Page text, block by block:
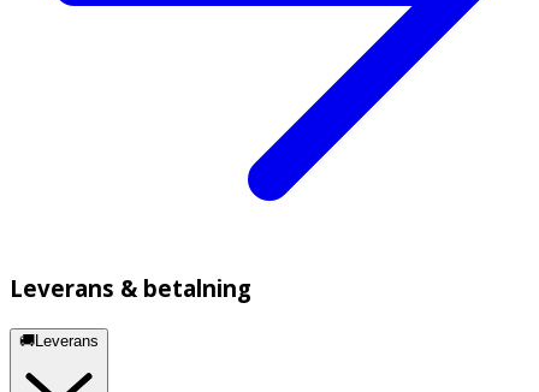
Leverans & betalning
🚚Leverans